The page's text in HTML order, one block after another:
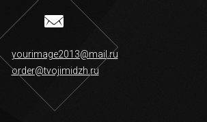
yourimage2013@mail.ru
order@tvojimidzh.ru